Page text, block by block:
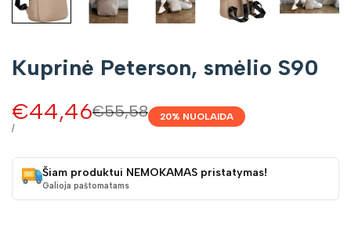
Kuprinė Peterson, smėlio S90
Įprasta
€55,58
Pardavimo
kaina
€44,46
VIENETO
/
20% NUOLAIDA
Šiam produktui NEMOKAMAS pristatymas!
Galioja paštomatams